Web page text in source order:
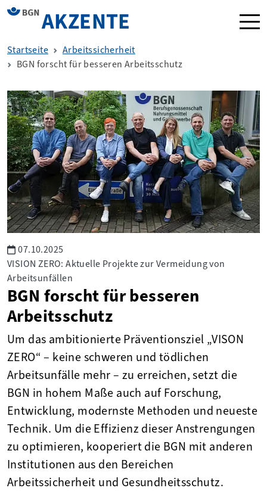
AKZENTE
Startseite
Arbeitssicherheit
BGN forscht für besseren Arbeitsschutz
07.10.2025
VISION ZERO: Aktuelle Projekte zur Vermeidung von
Arbeitsunfällen
BGN forscht für besseren
Arbeitsschutz
Um das ambitionierte Präventionsziel „VISON
ZERO“ – keine schweren und tödlichen
Arbeitsunfälle mehr – zu erreichen, setzt die
BGN in hohem Maße auch auf Forschung,
Entwicklung, modernste Methoden und neueste
Technik. Um die Effizienz dieser Anstrengungen
zu optimieren, kooperiert die BGN mit anderen
Institutionen aus den Bereichen
Arbeitssicherheit und Gesundheitsschutz.